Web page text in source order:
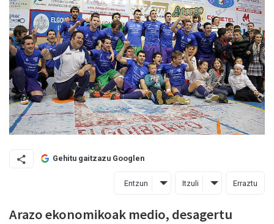
Gehitu gaitzazu Googlen
Entzun Itzuli Erraztu
Arazo ekonomikoak medio, desagertu